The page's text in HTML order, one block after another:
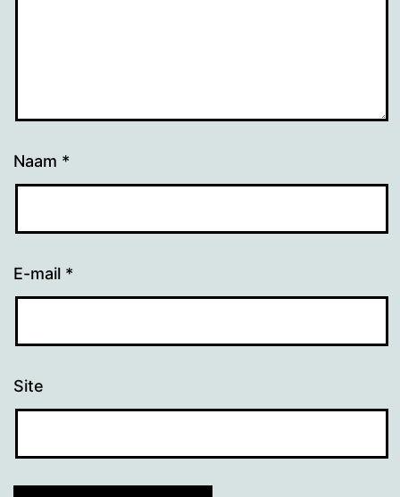
Naam *
E-mail *
Site